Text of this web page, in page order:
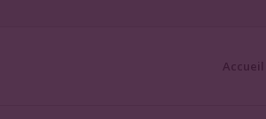
Accueil